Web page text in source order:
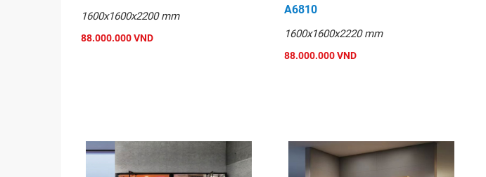
1600x1600x2200 mm
88.000.000 VND
A6810
1600x1600x2220 mm
88.000.000 VND